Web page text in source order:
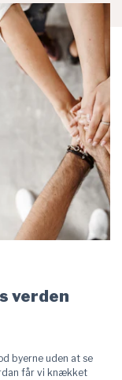
verden
byerne uden at se
får vi knækket